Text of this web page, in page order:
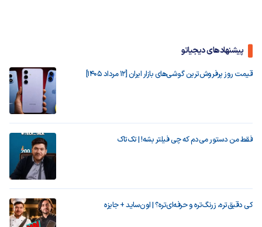
پیشنهادهای دیجیاتو
قیمت روز پرفروش‌ترین گوشی‌های بازار ایران [12 مرداد 1405]
فقط من دستور می‌دم که چی فیلتر بشه! | تک‌تاک
کی دقیق‌تره، زرنگ‌تره و حرفه‌ای‌تره؟ | اون‌ساید + جایزه